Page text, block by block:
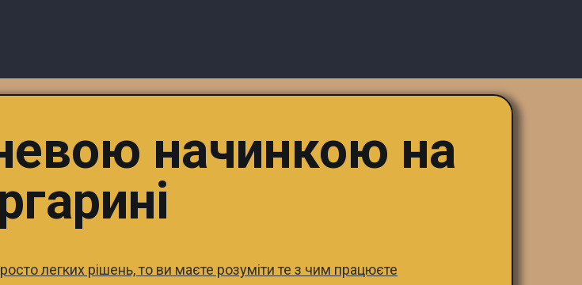
начинкою на
легких рішень, то ви маєте розуміти те з чим працюєте